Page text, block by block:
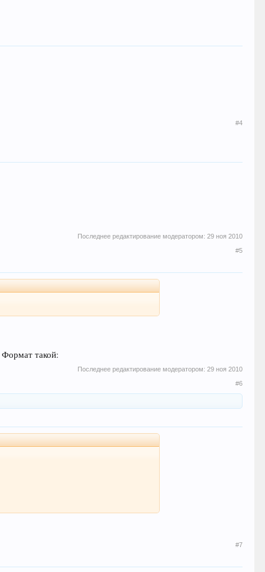
#4
Последнее редактирование модератором: 29 ноя 2010
#5
такой:
Последнее редактирование модератором: 29 ноя 2010
#6
#7